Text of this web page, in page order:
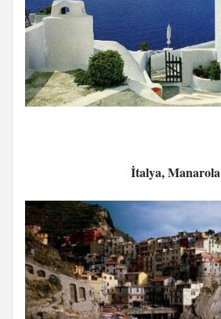
İtalya, Manarola